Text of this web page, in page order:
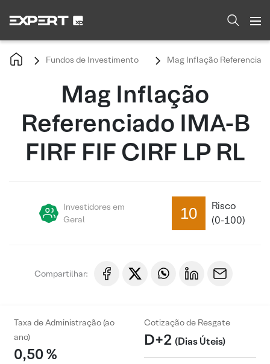
Fundos de Investimento Mag Inflação
Mag Inflação
Referenciado IMA-B
FIRF FIF CIRF LP RL
Investidores em
Geral
10
Risco
(0-100)
Compartilhar:
Taxa de Administração (ao
ano)
0,50 %
Cotização de Resgate
D+2 (Dias Úteis)